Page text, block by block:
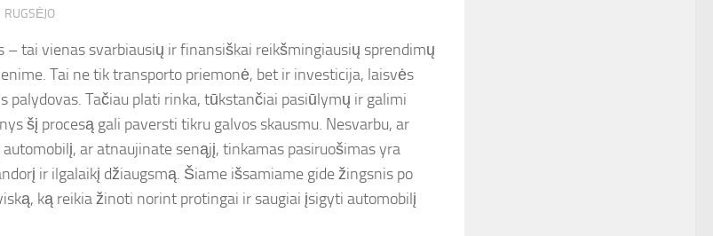
– tai vienas svarbiausių ir finansiškai reikšmingiausių sprendimų
Tai ne tik transporto priemonė, bet ir investicija, laisvės
palydovas. Tačiau plati rinka, tūkstančiai pasiūlymų ir galimi
šį procesą gali paversti tikru galvos skausmu. Nesvarbu, ar
ar atnaujinate senąjį, tinkamas pasiruošimas yra
ir ilgalaikį džiaugsmą. Šiame išsamiame gide žingsnis po
ką reikia žinoti norint protingai ir saugiai įsigyti automobilį